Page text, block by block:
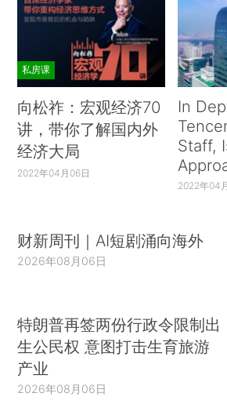
私房课
向松祚：宏观经济70
讲，带你了解国内外
经济大局
2022年04月06日
In
Staff,
2022年04
财新周刊｜AI短剧涌向海外
2026年08月06日
特朗普再签两份行政令限制出
生公民权 意图打击生育旅游
产业
2026年08月06日